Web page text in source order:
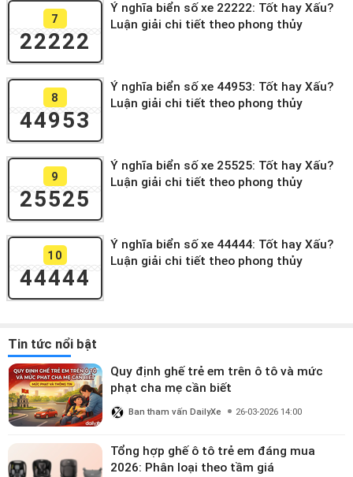
7
22222
Ý nghĩa biển số xe 22222: Tốt hay Xấu?
Luận giải chi tiết theo phong thủy
8
44953
Ý nghĩa biển số xe 44953: Tốt hay Xấu?
Luận giải chi tiết theo phong thủy
9
25525
Ý nghĩa biển số xe 25525: Tốt hay Xấu?
Luận giải chi tiết theo phong thủy
10
44444
Ý nghĩa biển số xe 44444: Tốt hay Xấu?
Luận giải chi tiết theo phong thủy
Tin tức nổi bật
Quy định ghế trẻ em trên ô tô và mức
phạt cha mẹ cần biết
Ban tham vấn DailyXe 26-03-2026 14:00
Tổng hợp ghế ô tô trẻ em đáng mua
2026: Phân loại theo tầm giá